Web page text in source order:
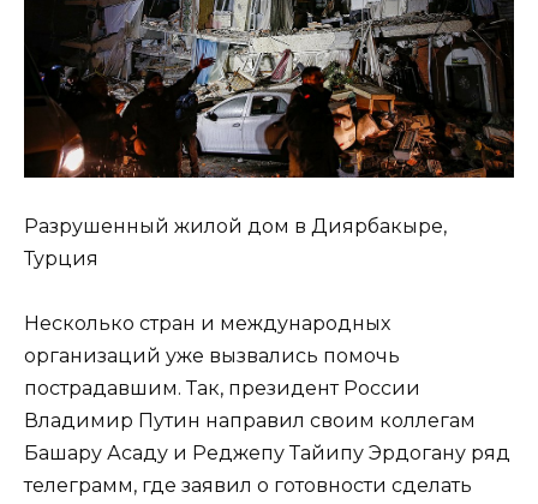
Разрушенный жилой дом в Диярбакыре,
Турция
Несколько стран и международных
организаций уже вызвались помочь
пострадавшим. Так, президент России
Владимир Путин направил своим коллегам
Башару Асаду и Реджепу Тайипу Эрдогану ряд
телеграмм, где заявил о готовности сделать